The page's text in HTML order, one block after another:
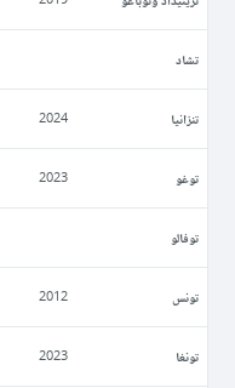
تشاد
تنزانيا 2024
توغو 2023
توفالو
تونس 2012
تونغا 2023